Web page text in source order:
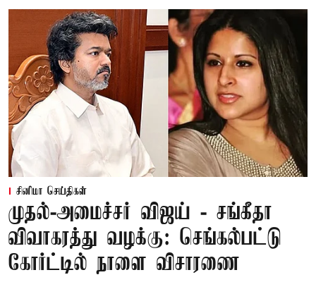
சினிமா செய்திகள்
முதல்-அமைச்சர் விஜய் - சங்கீதா
விவாகரத்து வழக்கு: செங்கல்பட்டு
கோர்ட்டில் நாளை விசாரணை